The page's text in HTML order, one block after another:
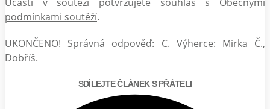
podmínkami soutěží.
UKONČENO! Správná odpověď: C. Výherce: Mirka Č.,
Dobříš.
SDÍLEJTE ČLÁNEK S PŘÁTELI